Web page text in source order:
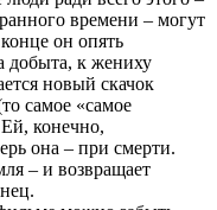
времени – могут
он опять
добыта, к жениху
новый скачок
самое «самое
Ей, конечно,
она – при смерти.
– и возвращает